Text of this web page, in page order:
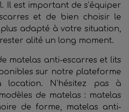
Il est important de s’équiper
et de bien choisir le
adapté à votre situation,
alité un long moment.
matelas anti-escarres et lits
sur notre plateforme
N’hésitez pas à
de matelas : matelas
de forme, matelas anti-